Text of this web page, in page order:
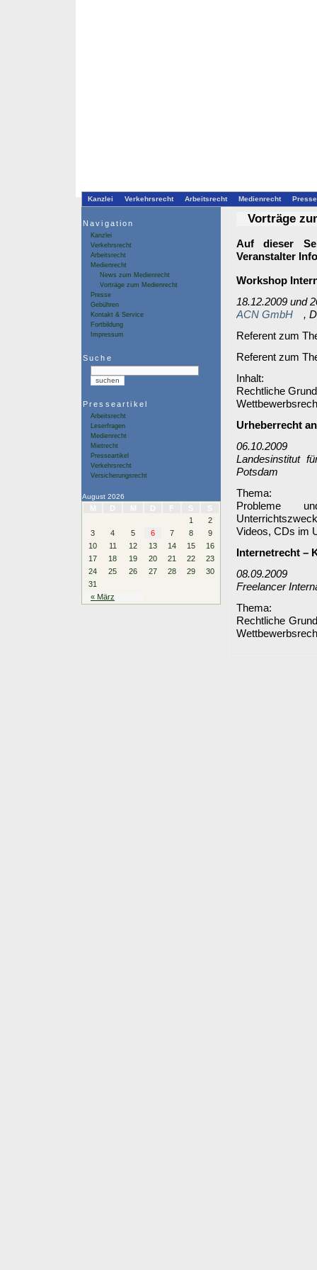
Kanzlei Verkehrsrecht Arbeitsrecht Medienrecht Presse
Navigation
Kanzlei
Verkehrsrecht
Arbeitsrecht
Medienrecht
News zum Medienrecht
Vorträge zum Medienrecht
Presse
Gebühren
Kontakt & Service
Fortbildung
Impressum
Suche
Presseartikel
Arbeitsrecht
Leserfragen
Medienrecht
Mietrecht
Presseartikel
Verkehrsrecht
Versicherungsrecht
August 2026
M D M D F S S
« März
1
2
3
4 5 6 7 8
9
10
11 12 13 14 15
16
17
18 19 20 21 22
23
24
25 26 27 28 29
30
31
Vorträge
Auf dieser
Veranstalter
Workshop
18.12.2009 und
ACN GmbH
,
Referent zum
Referent zum
Rechtliche
Urheberrecht
06.10.2009
Landesinstitut
Potsdam
Probleme
Videos, CDs im
Internetrecht –
08.09.2009
Freelancer
Rechtliche